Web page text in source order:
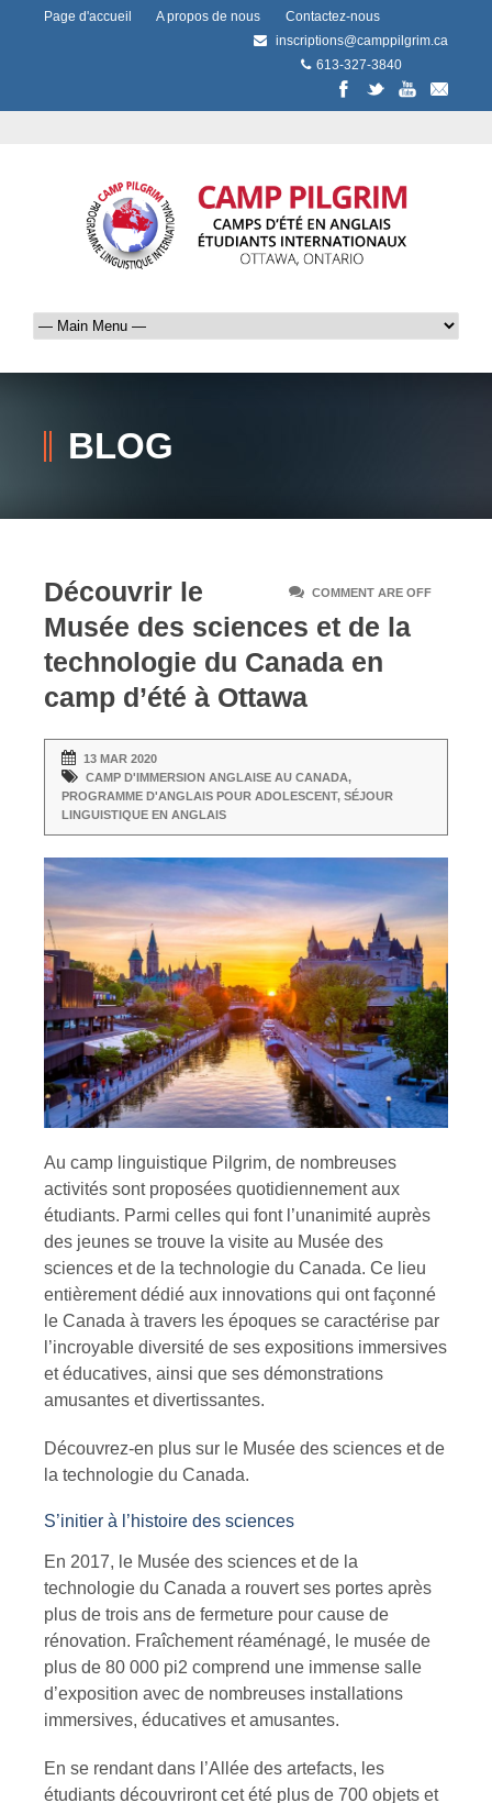
Page d'accueil A propos de nous
Contactez-nous
inscriptions@camppilgrim.ca
613-327-3840
BLOG
COMMENT ARE OFF
Découvrir le
Musée des sciences et de la
technologie du Canada en
camp d’été à Ottawa
13 MAR 2020
CAMP D'IMMERSION ANGLAISE AU CANADA,
PROGRAMME D'ANGLAIS POUR ADOLESCENT, SÉJOUR
LINGUISTIQUE EN ANGLAIS
Au camp linguistique Pilgrim, de nombreuses
activités sont proposées quotidiennement aux
étudiants. Parmi celles qui font l’unanimité auprès
des jeunes se trouve la visite au Musée des
sciences et de la technologie du Canada. Ce lieu
entièrement dédié aux innovations qui ont façonné
le Canada à travers les époques se caractérise par
l’incroyable diversité de ses expositions immersives
et éducatives, ainsi que ses démonstrations
amusantes et divertissantes.
Découvrez-en plus sur le Musée des sciences et de
la technologie du Canada.
S’initier à l’histoire des sciences
En 2017, le Musée des sciences et de la
technologie du Canada a rouvert ses portes après
plus de trois ans de fermeture pour cause de
rénovation. Fraîchement réaménagé, le musée de
plus de 80 000 pi2 comprend une immense salle
d’exposition avec de nombreuses installations
immersives, éducatives et amusantes.
En se rendant dans l’Allée des artefacts, les
étudiants découvriront cet été plus de 700 objets et